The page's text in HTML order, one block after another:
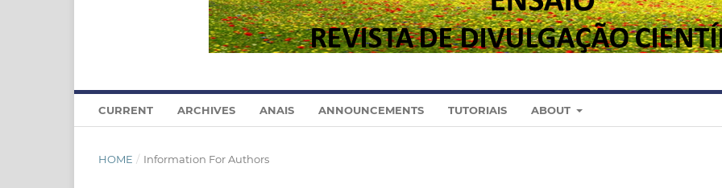
CURRENT ARCHIVES ANAIS ANNOUNCEMENTS TUTORIAIS ABOUT
HOME / Information For Authors